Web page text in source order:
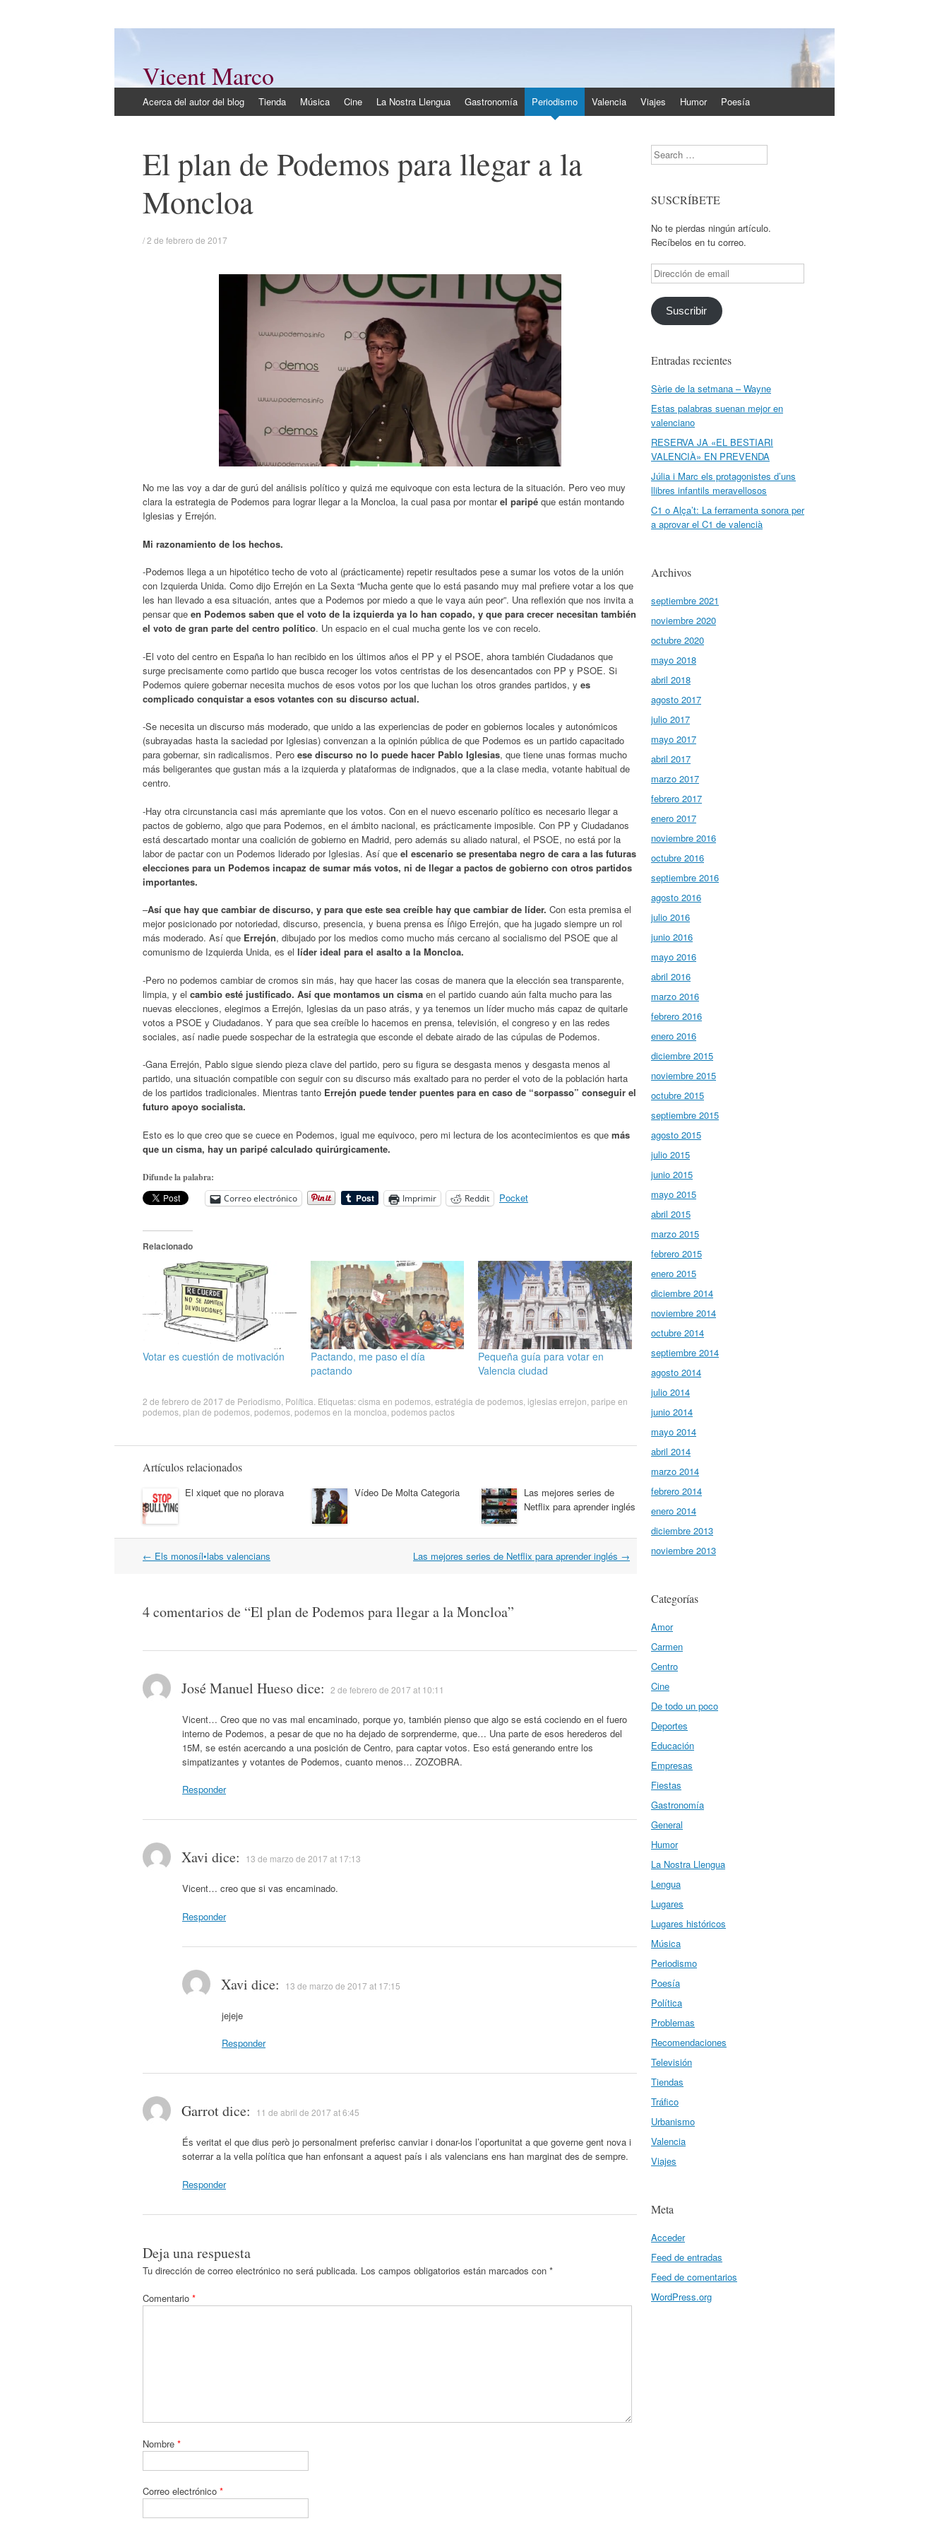
Vicent Marco
al
Acerca del autor del blog Tienda Música Cine La Nostra Llengua Gastronomía Periodismo Valencia Viajes Humor Poesía
El plan de Podemos para llegar a la
Moncloa
/2 de febrero de 2017
No me las voy a dar de gurú del análisis político y quizá me equivoque con esta lectura de la situación. Pero veo muy
clara la estrategia de Podemos para lograr llegar a la Moncloa, la cual pasa por montarel paripé que están montando
Iglesias y Errejón.
Mi razonamiento de los hechos.
-Podemos llega a un hipotético techo de voto al (prácticamente) repetir resultados pese a sumar los votos de la unión
con Izquierda Unida. Como dijo Errejón en La Sexta “Mucha gente que lo está pasando muy mal prefiere votar a los que
les han llevado a esa situación, antes que a Podemos por miedo a que le vaya aún peor”. Una reflexión que nos invita a
pensar que en Podemos saben que el voto de la izquierda ya lo han copado, y que para crecer necesitan también
el voto de gran parte del centro político. Un espacio en el cual mucha gente los ve con recelo.
-El voto del centro en España lo han recibido en los últimos años el PP y el PSOE, ahora también Ciudadanos que
surge precisamente como partido que busca recoger los votos centristas de los desencantados con PP y PSOE. Si
Podemos quiere gobernar necesita muchos de esos votos por los que luchan los otros grandes partidos, y es
complicado conquistar a esos votantes con su discurso actual.
-Se necesita un discurso más moderado, que unido a las experiencias de poder en gobiernos locales y autonómicos
(subrayadas hasta la saciedad por Iglesias) convenzan a la opinión pública de que Podemos es un partido capacitado
para gobernar, sin radicalismos. Pero ese discurso no lo puede hacer Pablo Iglesias, que tiene unas formas mucho
más beligerantes que gustan más a la izquierda y plataformas de indignados, que a la clase media, votante habitual de
centro.
-Hay otra circunstancia casi más apremiante que los votos. Con en el nuevo escenario político es necesario llegar a
pactos de gobierno, algo que para Podemos, en el ámbito nacional, es prácticamente imposible. Con PP y Ciudadanos
está descartado montar una coalición de gobierno en Madrid, pero además su aliado natural, el PSOE, no está por la
labor de pactar con un Podemos liderado por Iglesias. Así que el escenario se presentaba negro de cara a las futuras
elecciones para un Podemos incapaz de sumar más votos, ni de llegar a pactos de gobierno con otros partidos
importantes.
–Así que hay que cambiar de discurso, y para que este sea creíble hay que cambiar de líder. Con esta premisa el
mejor posicionado por notoriedad, discurso, presencia, y buena prensa es Íñigo Errejón, que ha jugado siempre un rol
más moderado. Así que Errejón, dibujado por los medios como mucho más cercano al socialismo del PSOE que al
comunismo de Izquierda Unida, es el líder ideal para el asalto a la Moncloa.
-Pero no podemos cambiar de cromos sin más, hay que hacer las cosas de manera que la elección sea transparente,
limpia, y el cambio esté justificado. Así que montamos un cisma en el partido cuando aún falta mucho para las
nuevas elecciones, elegimos a Errejón, Iglesias da un paso atrás, y ya tenemos un líder mucho más capaz de quitarle
votos a PSOE y Ciudadanos. Y para que sea creíble lo hacemos en prensa, televisión, el congreso y en las redes
sociales, así nadie puede sospechar de la estrategia que esconde el debate airado de las cúpulas de Podemos.
-Gana Errejón, Pablo sigue siendo pieza clave del partido, pero su figura se desgasta menos y desgasta menos al
partido, una situación compatible con seguir con su discurso más exaltado para no perder el voto de la población harta
de los partidos tradicionales. Mientras tanto Errejón puede tender puentes para en caso de “sorpasso” conseguir el
futuro apoyo socialista.
Esto es lo que creo que se cuece en Podemos, igual me equivoco, pero mi lectura de los acontecimientos es que más
que un cisma, hay un paripé calculado quirúrgicamente.
Difunde la palabra:
Correo electrónico
Imprimir Reddit Pocket
Relacionado
Votar es cuestión de motivación
Pactando, me paso el día
pactando
Pequeña guía para votar en
Valencia ciudad
2 de febrero de 2017 de Periodismo Política . Etiquetas:cisma en podemos estratégia de podemos iglesias errejon paripe en
podemos plan de podemos podemos podemos en la moncloa podemos pactos
Artículos relacionados
El xiquet que no plorava Vídeo De Molta Categoria
Las mejores series de
Netflix para aprender inglés
Navegación
← Els monosíl•labs valencians Las mejores series de Netflix para aprender inglés →
4 comentarios de “El plan de Podemos para llegar a la Moncloa”
José Manuel Huesodice: 2 de febrero de 2017 at 10:11
Vicent… Creo que no vas mal encaminado, porque yo, también pienso que algo se está cociendo en el fuero
interno de Podemos, a pesar de que no ha dejado de sorprenderme, que… Una parte de esos herederos del
15M, se estén acercando a una posición de Centro, para captar votos. Eso está generando entre los
simpatizantes y votantes de Podemos, cuanto menos… ZOZOBRA.
Responder
Xavi dice: 13 de marzo de 2017 at 17:13
Vicent… creo que si vas encaminado.
Responder
Xavi dice: 13 de marzo de 2017 at 17:15
jejeje
Responder
Garrotdice: 11 de abril de 2017 at 6:45
És veritat el que dius però jo personalment preferisc canviar i donar-los l’oportunitat a que governe gent nova i
soterrar a la vella política que han enfonsant a aquest país i als valencians ens han marginat des de sempre.
Responder
Deja una respuesta
Tu dirección de correo electrónico no será publicada. Los campos obligatorios están marcados con *
Comentario *
Nombre *
Correo electrónico *
Search
SUSCRÍBETE
No te pierdas ningún artículo.
Recíbelos en tu correo.
Dirección
de
email
Suscribir
Entradas recientes
Sèrie de la setmana – Wayne
Estas palabras suenan mejor en
valenciano
RESERVA JA «EL BESTIARI
VALENCIÀ» EN PREVENDA
Júlia i Marc els protagonistes d’uns
llibres infantils meravellosos
C1 o Alça’t: La ferramenta sonora per
a aprovar el C1 de valencià
Archivos
septiembre 2021
noviembre 2020
octubre 2020
mayo 2018
abril 2018
agosto 2017
julio 2017
mayo 2017
abril 2017
marzo 2017
febrero 2017
enero 2017
noviembre 2016
octubre 2016
septiembre 2016
agosto 2016
julio 2016
junio 2016
mayo 2016
abril 2016
marzo 2016
febrero 2016
enero 2016
diciembre 2015
noviembre 2015
octubre 2015
septiembre 2015
agosto 2015
julio 2015
junio 2015
mayo 2015
abril 2015
marzo 2015
febrero 2015
enero 2015
diciembre 2014
noviembre 2014
octubre 2014
septiembre 2014
agosto 2014
julio 2014
junio 2014
mayo 2014
abril 2014
marzo 2014
febrero 2014
enero 2014
diciembre 2013
noviembre 2013
Categorías
Amor
Carmen
Centro
Cine
De todo un poco
Deportes
Educación
Empresas
Fiestas
Gastronomía
General
Humor
La Nostra Llengua
Lengua
Lugares
Lugares históricos
Música
Periodismo
Poesía
Política
Problemas
Recomendaciones
Televisión
Tiendas
Tráfico
Urbanismo
Valencia
Viajes
Meta
Acceder
Feed de entradas
Feed de comentarios
WordPress.org